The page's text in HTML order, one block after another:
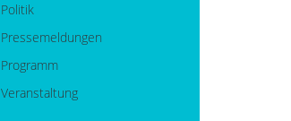
Politik
Pressemeldungen
Programm
Veranstaltung